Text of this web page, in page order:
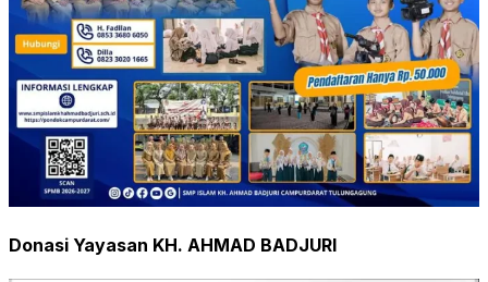
Donasi Yayasan KH. AHMAD BADJURI